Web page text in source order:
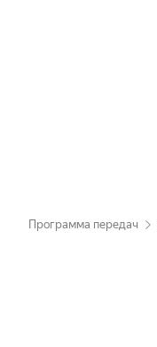
Программа передач